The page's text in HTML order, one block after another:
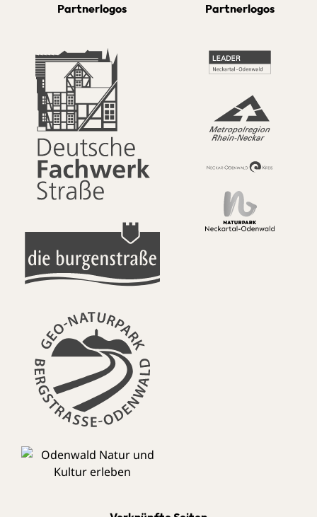
Partnerlogos Partnerlogos